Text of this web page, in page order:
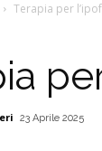
Terapia per
23 Aprile 2025